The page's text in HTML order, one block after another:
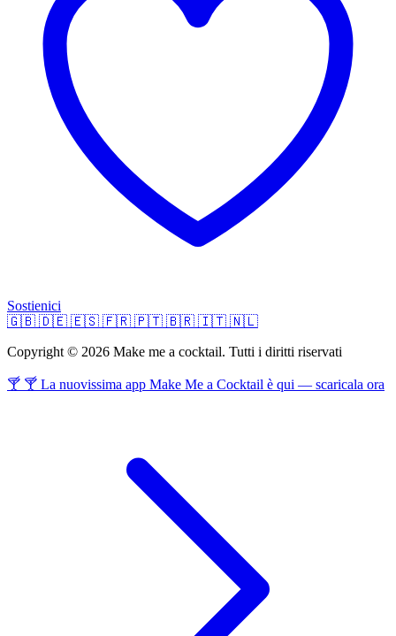
Sostienici
🇬🇧 🇩🇪 🇪🇸 🇫🇷 🇵🇹 🇧🇷 🇮🇹 🇳🇱
Copyright © 2026 Make me a cocktail. Tutti i diritti riservati
🍸 🍸 La nuovissima app Make Me a Cocktail è qui — scaricala ora